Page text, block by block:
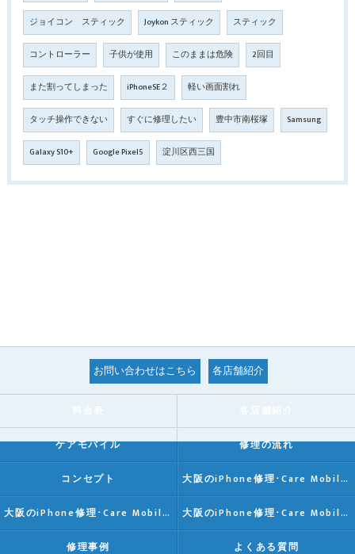
ジョイコン スティック Joykon スティック スティック
コントローラー 子供が使用 このままは危険 2回目
また割ってしまった iPhoneSE２ 軽い画面割れ
タッチ操作できない すぐに修理したい 豊中市南桜塚 Samsung
Galaxy S10+ Google Pixel5 淀川区西三国
お問い合わせはこちら 各店舗紹介
ケアモバイル 修理の流れ
コンセプト 大阪のiPhone修理･Care Mobileの口コミ情報
大阪のiPhone修理･Care Mobileの評判 大阪のiPhone修理･Care Mobileのお客様の声
修理事例 よくある質問